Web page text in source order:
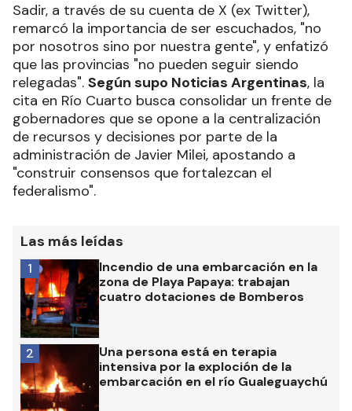
Sadir, a través de su cuenta de X (ex Twitter),
remarcó la importancia de ser escuchados, "no
por nosotros sino por nuestra gente", y enfatizó
que las provincias "no pueden seguir siendo
relegadas". Según supo Noticias Argentinas, la
cita en Río Cuarto busca consolidar un frente de
gobernadores que se opone a la centralización
de recursos y decisiones por parte de la
administración de Javier Milei, apostando a
"construir consensos que fortalezcan el
federalismo".
Las más leídas
Incendio de una embarcación en la
zona de Playa Papaya: trabajan
cuatro dotaciones de Bomberos
1
Una persona está en terapia
intensiva por la exploción de la
embarcación en el río Gualeguaychú
2